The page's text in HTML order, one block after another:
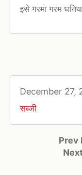
इसे गरमा गरम
December 27,
सब्जी
Prev